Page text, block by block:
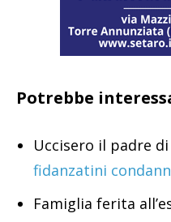
Potrebbe
Uccisero il padre
fidanzatini
Famiglia ferita